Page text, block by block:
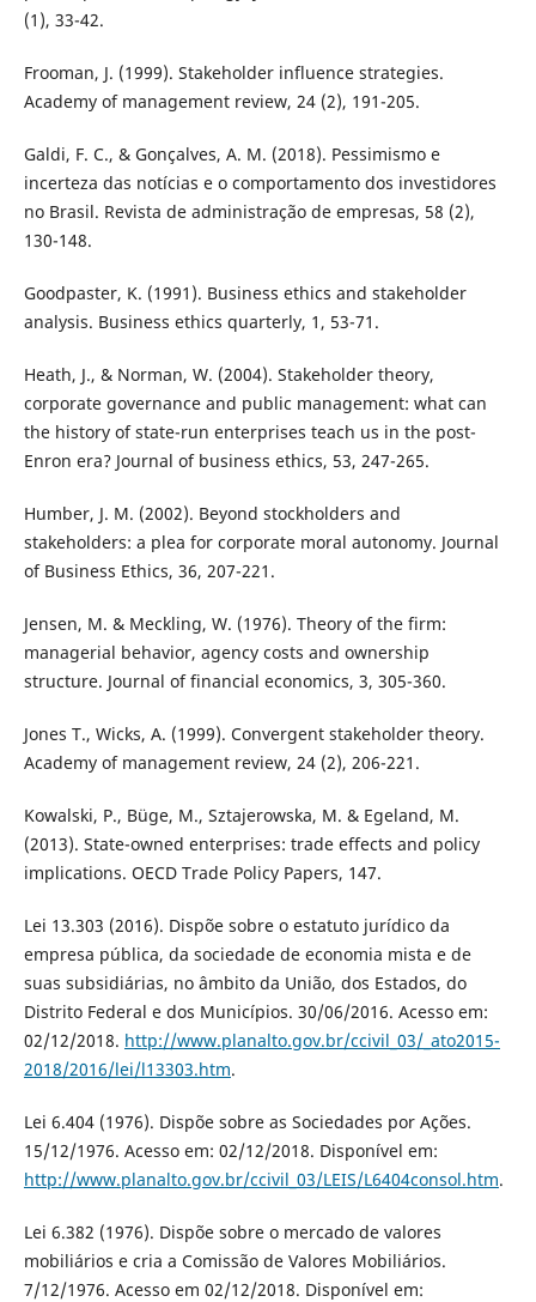
(1), 33-42.
Frooman, J. (1999). Stakeholder influence strategies.
Academy of management review, 24 (2), 191-205.
Galdi, F. C., & Gonçalves, A. M. (2018). Pessimismo e
incerteza das notícias e o comportamento dos investidores
no Brasil. Revista de administração de empresas, 58 (2),
130-148.
Goodpaster, K. (1991). Business ethics and stakeholder
analysis. Business ethics quarterly, 1, 53-71.
Heath, J., & Norman, W. (2004). Stakeholder theory,
corporate governance and public management: what can
the history of state-run enterprises teach us in the post-
Enron era? Journal of business ethics, 53, 247-265.
Humber, J. M. (2002). Beyond stockholders and
stakeholders: a plea for corporate moral autonomy. Journal
of Business Ethics, 36, 207-221.
Jensen, M. & Meckling, W. (1976). Theory of the firm:
managerial behavior, agency costs and ownership
structure. Journal of financial economics, 3, 305-360.
Jones T., Wicks, A. (1999). Convergent stakeholder theory.
Academy of management review, 24 (2), 206-221.
Kowalski, P., Büge, M., Sztajerowska, M. & Egeland, M.
(2013). State-owned enterprises: trade effects and policy
implications. OECD Trade Policy Papers, 147.
Lei 13.303 (2016). Dispõe sobre o estatuto jurídico da
empresa pública, da sociedade de economia mista e de
suas subsidiárias, no âmbito da União, dos Estados, do
Distrito Federal e dos Municípios. 30/06/2016. Acesso em:
02/12/2018. http://www.planalto.gov.br/ccivil_03/_ato2015-
2018/2016/lei/l13303.htm.
Lei 6.404 (1976). Dispõe sobre as Sociedades por Ações.
15/12/1976. Acesso em: 02/12/2018. Disponível em:
http://www.planalto.gov.br/ccivil_03/LEIS/L6404consol.htm.
Lei 6.382 (1976). Dispõe sobre o mercado de valores
mobiliários e cria a Comissão de Valores Mobiliários.
7/12/1976. Acesso em 02/12/2018. Disponível em: